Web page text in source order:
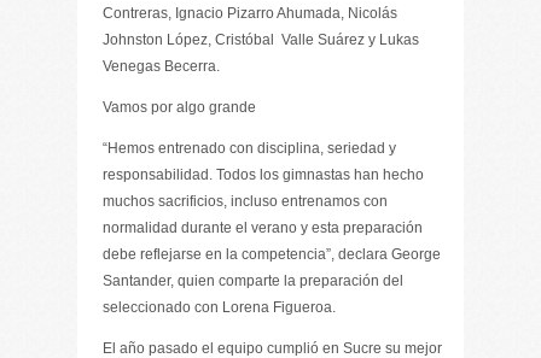
Contreras, Ignacio Pizarro Ahumada, Nicolás
Johnston López, Cristóbal Valle Suárez y Lukas
Venegas Becerra.
Vamos por algo grande
“Hemos entrenado con disciplina, seriedad y
responsabilidad. Todos los gimnastas han hecho
muchos sacrificios, incluso entrenamos con
normalidad durante el verano y esta preparación
debe reflejarse en la competencia”, declara George
Santander, quien comparte la preparación del
seleccionado con Lorena Figueroa.
El año pasado el equipo cumplió en Sucre su mejor